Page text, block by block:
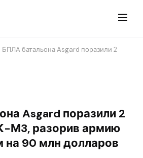
БПЛА батальона Asgard поразили 2
Asgard поразили 2
М3, разорив армию
на 90 млн долларов